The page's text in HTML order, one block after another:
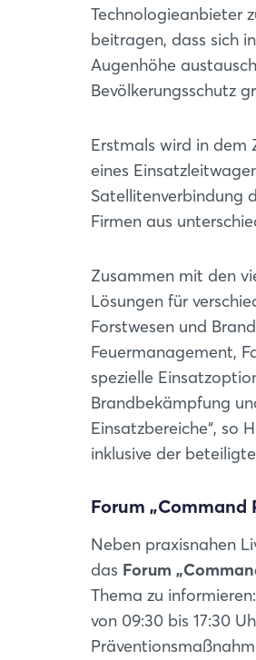
Technologieanbieter
beitragen, dass sich
Augenhöhe
Bevölkerungsschutz
Erstmals wird in dem
eines
Satellitenverbindung
Firmen aus
Zusammen mit den
Lösungen für
Forstwesen und
Feuermanagement,
spezielle
Brandbekämpfung
Einsatzbereiche“, so
inklusive der
Forum „Command
Neben praxisnahen
das Forum
Thema zu
von 09:30 bis 17:30